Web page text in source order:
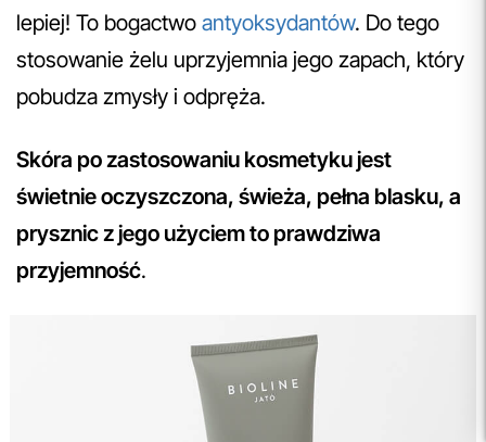
lepiej! To bogactwo antyoksydantów. Do tego
stosowanie żelu uprzyjemnia jego zapach, który
pobudza zmysły i odpręża.
Skóra po zastosowaniu kosmetyku jest
świetnie oczyszczona, świeża, pełna blasku, a
prysznic z jego użyciem to prawdziwa
przyjemność.